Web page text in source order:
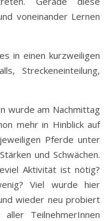
voneinander Lernen
in einen kurzweiligen
Streckeneinteilung,
wurde am Nachmittag
mehr in Hinblick auf
Pferde unter
und Schwächen.
Aktivität ist nötig?
Viel wurde hier
wieder neu probiert
TeilnehmerInnen